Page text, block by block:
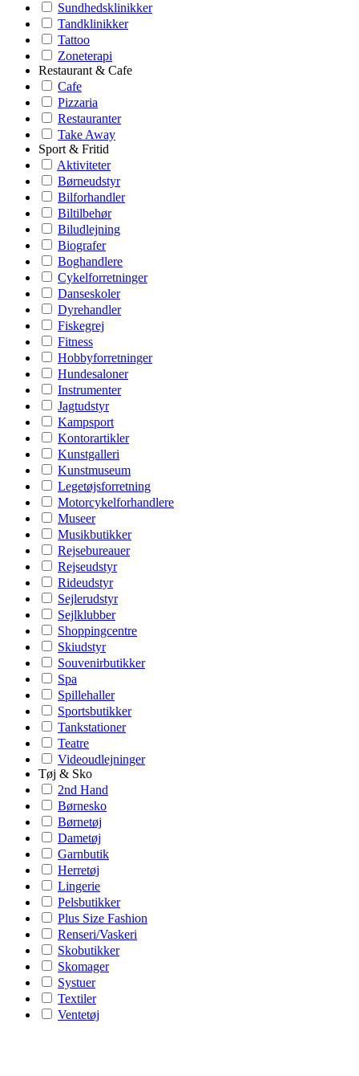
Sundhedsklinikker
Tandklinikker
Tattoo
Zoneterapi
Restaurant & Cafe
Cafe
Pizzaria
Restauranter
Take Away
Sport & Fritid
Aktiviteter
Børneudstyr
Bilforhandler
Biltilbehør
Biludlejning
Biografer
Boghandlere
Cykelforretninger
Danseskoler
Dyrehandler
Fiskegrej
Fitness
Hobbyforretninger
Hundesaloner
Instrumenter
Jagtudstyr
Kampsport
Kontorartikler
Kunstgalleri
Kunstmuseum
Legetøjsforretning
Motorcykelforhandlere
Museer
Musikbutikker
Rejsebureauer
Rejseudstyr
Rideudstyr
Sejlerudstyr
Sejlklubber
Shoppingcentre
Skiudstyr
Souvenirbutikker
Spa
Spillehaller
Sportsbutikker
Tankstationer
Teatre
Videoudlejninger
Tøj & Sko
2nd Hand
Børnesko
Børnetøj
Dametøj
Garnbutik
Herretøj
Lingerie
Pelsbutikker
Plus Size Fashion
Renseri/Vaskeri
Skobutikker
Skomager
Systuer
Textiler
Ventetøj